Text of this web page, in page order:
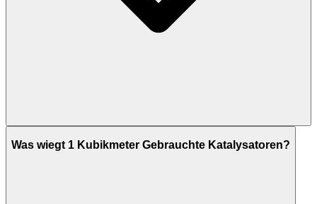
Was wiegt 1 Kubikmeter Gebrauchte Katalysatoren?